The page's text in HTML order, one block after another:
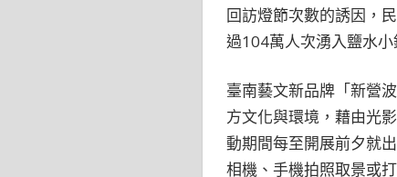
回訪燈節次數的誘因，
過104萬人次湧入鹽水
臺南藝文新品牌「新營
方文化與環境，藉由光
動期間每至開展前夕就
相機、手機拍照取景或